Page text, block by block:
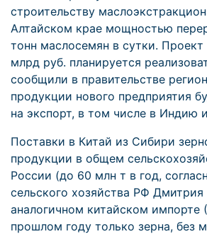
строительству
Алтайском крае мощностью
тонн маслосемян в сутки.
млрд руб. планируется
сообщили в правительстве
продукции нового предприятия
на экспорт, в том числе в Индию
Поставки в Китай из Сибири
продукции в общем
России (до 60 млн т в год,
сельского хозяйства РФ
аналогичном китайском импорте
прошлом году только зерна, без